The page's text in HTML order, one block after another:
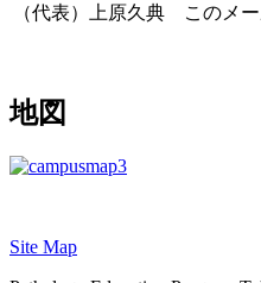
（代表）上原久典 このメ
地図
Site Map